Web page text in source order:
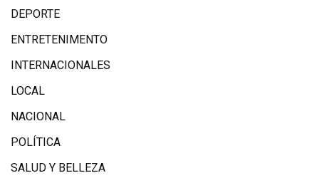
DEPORTE
ENTRETENIMENTO
INTERNACIONALES
LOCAL
NACIONAL
POLÍTICA
SALUD Y BELLEZA